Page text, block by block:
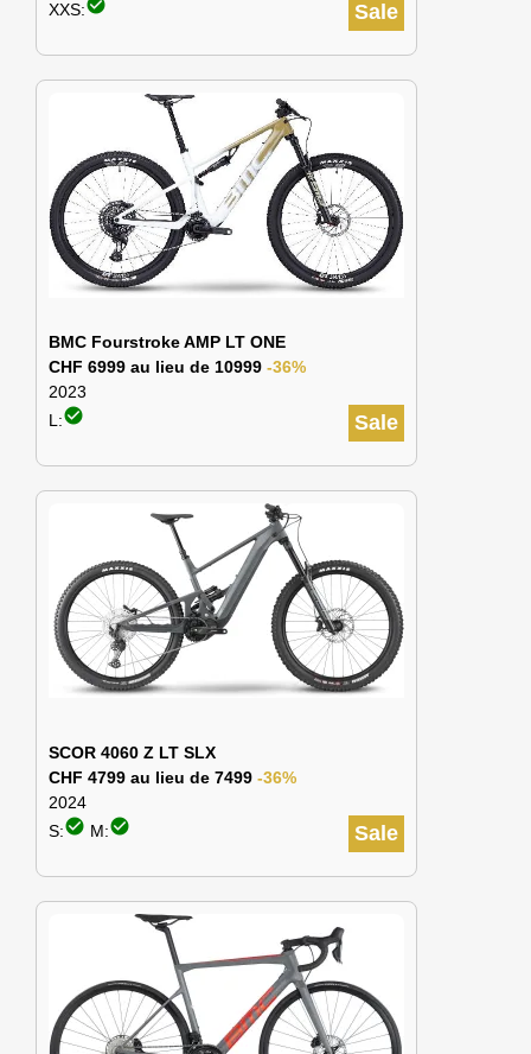
Sale
XXS:check_circle
BMC Fourstroke AMP LT ONE
CHF 6999 au lieu de 10999 -36%
2023
Sale
L:check_circle
SCOR 4060 Z LT SLX
CHF 4799 au lieu de 7499 -36%
2024
Sale
S:check_circle M:check_circle